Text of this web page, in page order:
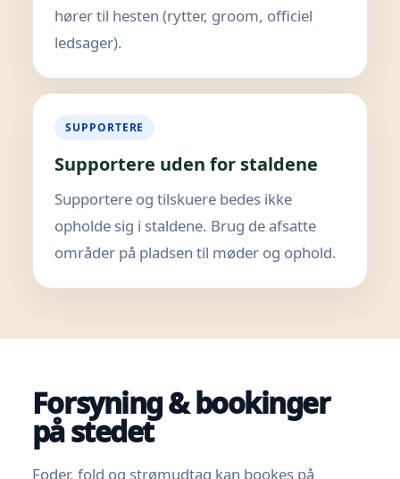
hører til hesten (rytter, groom, officiel
ledsager).
SUPPORTERE
Supportere uden for staldene
Supportere og tilskuere bedes ikke
opholde sig i staldene. Brug de afsatte
områder på pladsen til møder og ophold.
Forsyning & bookinger
på stedet
Foder, fold og strømudtag kan bookes på